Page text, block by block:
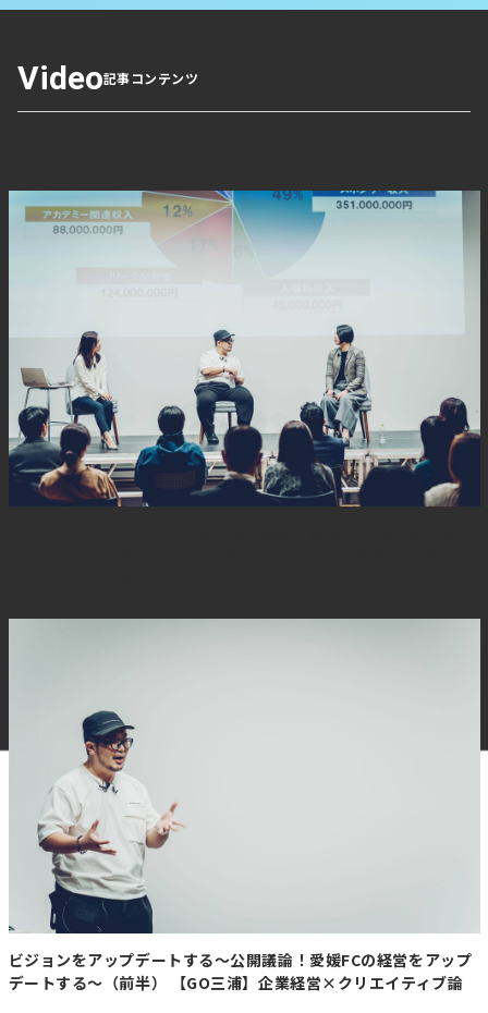
普通ならここで夢が叶って何よりです、と締めくくるとこ
「5つの財布」を持つことで可能にな
林業を通じて何を目指すのか、その軸となるのが「5つの
財布」だといいます。
があれば、「好きなこと」にリスクを背負わずともチャレ
ンジできる
現在既に不動産所得を持ち、アパート経営を始めている川
瀨さん。ここから会社を立ち上げ給与所得を得て、山主さ
んから預かった山林を施業したり薪の販売などで事業所得
を得る。それがある程度叶ってきたら、高配当の株を購入
して「超長期の投資として山林を運営していきたい」とい
う想いがあります。
てしまう。
「僕がそういうところに入っていって長伐期多間伐施業を
行えば、木が無くなることなく
来的に太い木が資産価値を持つ時代に入った時、育ててき
た木が大きな利益を生み出します。そうなれば、孫やひ孫
の世代に財産を残すという投資法になり得るだろう
ています」
短期で価格変動する株、中期で建物の価値がなくなってし
まう不動産に比べ、超長期の資産運用ができるカードとな
り得る林業。川瀨さんは、そんな環境と経済性の両立をエ
ンドユーザーに届けられる林業者を目指しています。
Video記事コンテンツ
ビジョンをアップデートする～公開議論！愛媛FCの経営をアップ
デートする～（前半） 【GO三浦】企業経営×クリエイティブ論